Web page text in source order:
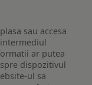
sau accesa
ar putea
dispozitivul
ul sa